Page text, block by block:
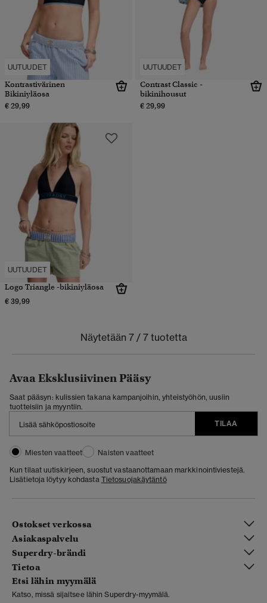
UUTUUDET
Kontrastivärinen
Bikiniyläosa
€ 29,99
UUTUUDET
Contrast Classic -
bikinihousut
€ 29,99
UUTUUDET
Logo Triangle -bikiniyläosa
€ 39,99
Näytetään 7 / 7 tuotetta
Avaa Eksklusiivinen Pääsy
Saat pääsyn: kulissien takana kampanjoihin, yhteistyöhön, uusiin
tuotteisiin ja myyntiin.
TILAA
Miesten vaatteet
Naisten vaatteet
Kun tilaat uutiskirjeen, suostut vastaanottamaan markkinointiviestejä.
Lisätietoja löytyy kohdasta Tietosuojakäytäntö
Ostokset verkossa
Asiakaspalvelu
Superdry-brändi
Tietoa
Etsi lähin myymälä
Katso, missä sijaitsee lähin Superdry-myymälä.